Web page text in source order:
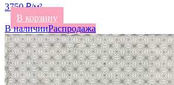
3750 ₽/м²
В корзину
В наличииРаспродажа